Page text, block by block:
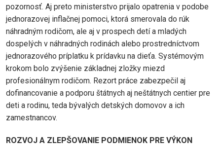
pozornosť. Aj preto ministerstvo prijalo opatrenia v podobe
jednorazovej inflačnej pomoci, ktorá smerovala do rúk
náhradným rodičom, ale aj v prospech detí a mladých
dospelých v náhradných rodinách alebo prostredníctvom
jednorazového príplatku k prídavku na dieťa. Systémovým
krokom bolo zvýšenie základnej zložky miezd
profesionálnym rodičom. Rezort práce zabezpečil aj
dofinancovanie a podporu štátnych aj neštátnych centier pre
deti a rodinu, teda bývalých detských domovov a ich
zamestnancov.
ROZVOJ A ZLEPŠOVANIE PODMIENOK PRE VÝKON